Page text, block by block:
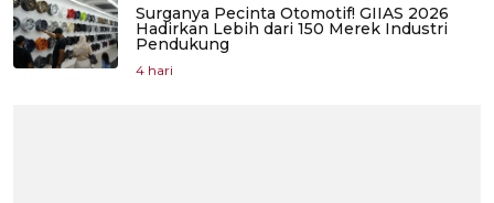
Surganya Pecinta Otomotif! GIIAS 2026
Hadirkan Lebih dari 150 Merek Industri
Pendukung
4 hari